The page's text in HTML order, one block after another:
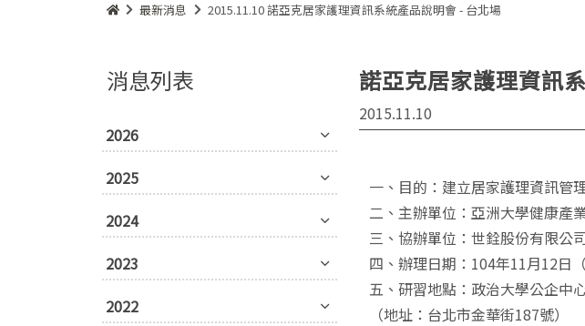
最新消息 2015.11.10 諾亞克居家護理資訊系統產品說明會 - 台北場
諾亞克居家護理資訊
2015.11.10
一、目的：建立居家護理資訊管
二、主辦單位：亞洲大學健康產
三、協辦單位：世銓股份有限公
四、辦理日期：104年11月12日（
五、研習地點：政治大學公企中
（地址：台北市金華街187號）
消息列表
2026
2025
2024
2023
2022